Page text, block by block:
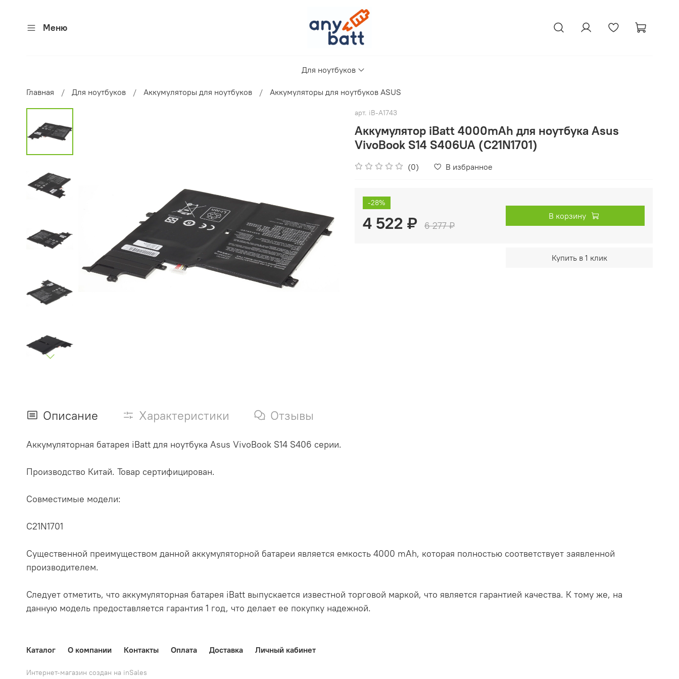
Меню
Для ноутбуков
Главная Для ноутбуков Аккумуляторы для ноутбуков Аккумуляторы для ноутбуков ASUS
арт. iB-A1743
Аккумулятор iBatt 4000mAh для ноутбука Asus
VivoBook S14 S406UA (C21N1701)
(0) В избранное
-28%
4 522 ₽ 6 277 ₽
В корзину
Купить в 1 клик
Описание Характеристики Отзывы
Аккумуляторная батарея iBatt для ноутбука Asus VivoBook S14 S406 серии.
Производство Китай. Товар сертифицирован.
Совместимые модели:
C21N1701
Существенной преимуществом данной аккумуляторной батареи является емкость 4000 mAh, которая полностью соответствует заявленной
производителем.
Следует отметить, что аккумуляторная батарея iBatt выпускается известной торговой маркой, что является гарантией качества. К тому же, на
данную модель предоставляется гарантия 1 год, что делает ее покупку надежной.
Каталог О компании Контакты Оплата Доставка Личный кабинет
Интернет-магазин создан на inSales